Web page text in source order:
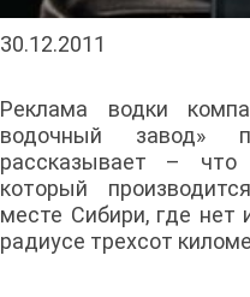
30.12.2011
Реклама водки
водочный завод»
рассказывает – что
который
месте Сибири, где нет
радиусе трехсот